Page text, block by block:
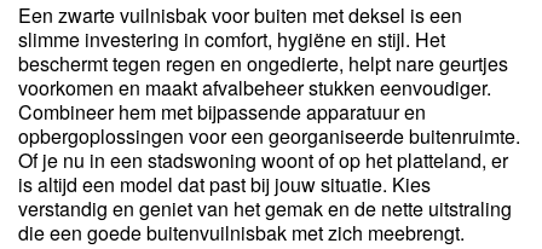
Een zwarte vuilnisbak voor buiten met deksel is een
slimme investering in comfort, hygiëne en stijl. Het
beschermt tegen regen en ongedierte, helpt nare geurtjes
voorkomen en maakt afvalbeheer stukken eenvoudiger.
Combineer hem met bijpassende apparatuur en
opbergoplossingen voor een georganiseerde buitenruimte.
Of je nu in een stadswoning woont of op het platteland, er
is altijd een model dat past bij jouw situatie. Kies
verstandig en geniet van het gemak en de nette uitstraling
die een goede buitenvuilnisbak met zich meebrengt.